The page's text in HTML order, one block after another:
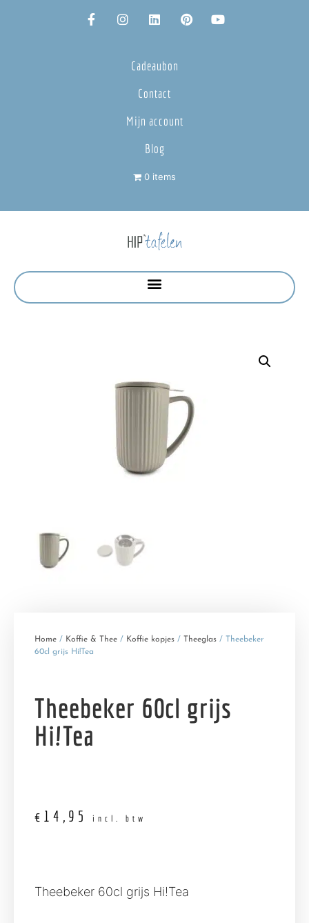
Cadeaubon
Contact
Mijn account
Blog
0 items
Home / Koffie & Thee / Koffie kopjes / Theeglas / Theebeker
60cl grijs Hi!Tea
Theebeker 60cl grijs
Hi!Tea
€ 14,95 incl. btw
Theebeker 60cl grijs Hi!Tea